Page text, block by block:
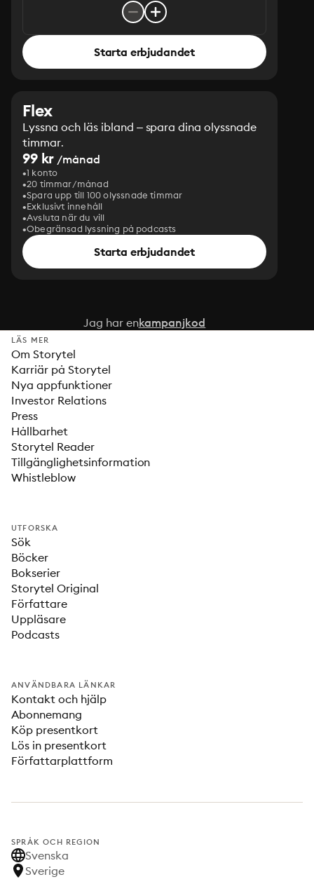
Starta erbjudandet
Flex
Lyssna och läs ibland – spara dina olyssnade
timmar.
99 kr /månad
1 konto
20 timmar/månad
Spara upp till 100 olyssnade timmar
Exklusivt innehåll
Avsluta när du vill
Obegränsad lyssning på podcasts
Starta erbjudandet
Jag har enkampanjkod
LÄS MER
Om Storytel
Karriär på Storytel
Nya appfunktioner
Investor Relations
Press
Hållbarhet
Storytel Reader
Tillgänglighetsinformation
Whistleblow
UTFORSKA
Sök
Böcker
Bokserier
Storytel Original
Författare
Uppläsare
Podcasts
ANVÄNDBARA LÄNKAR
Kontakt och hjälp
Abonnemang
Köp presentkort
Lös in presentkort
Författarplattform
SPRÅK OCH REGION
Svenska
Sverige